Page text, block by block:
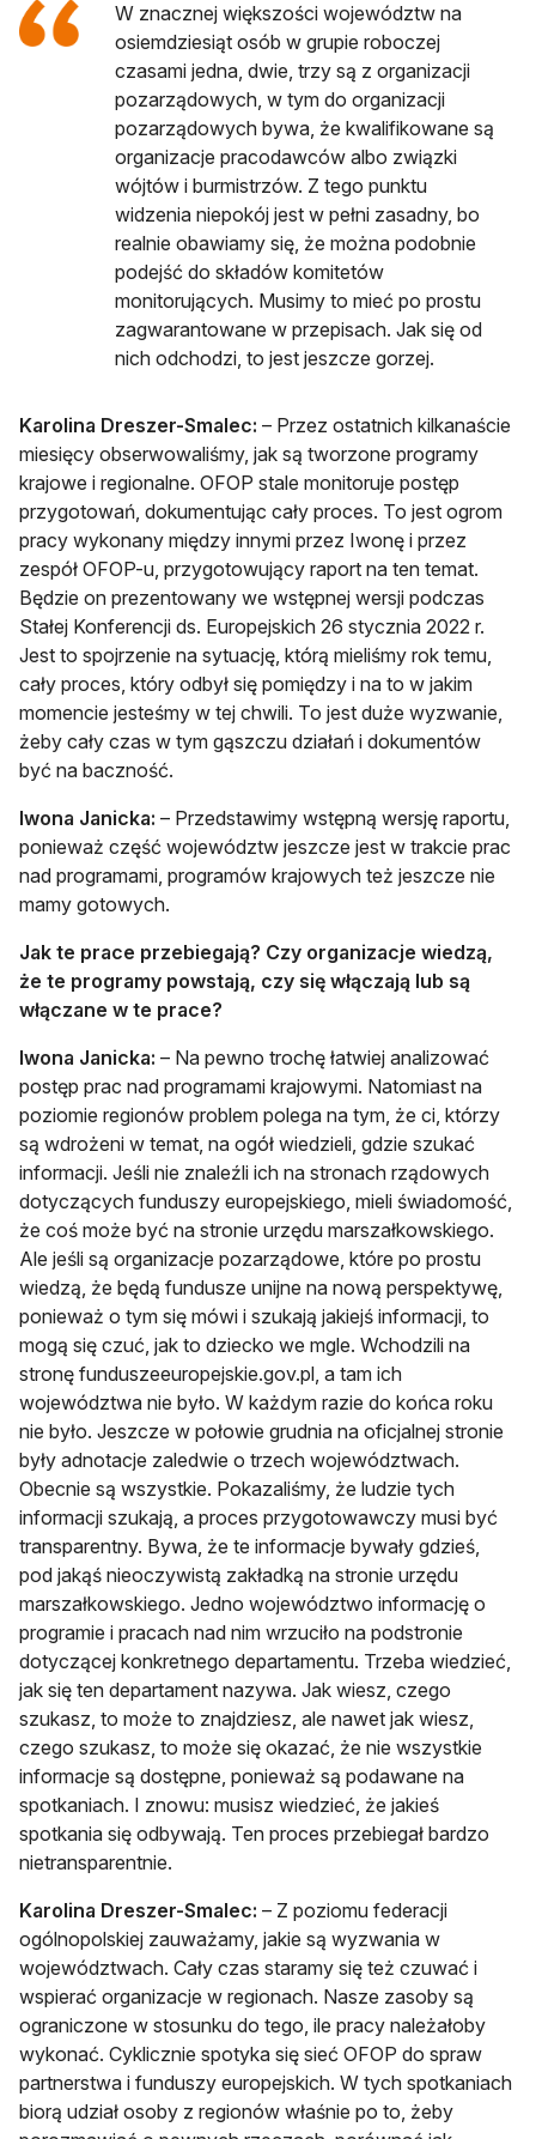
W znacznej większości województw na
osiemdziesiąt osób w grupie roboczej
czasami jedna, dwie, trzy są z organizacji
pozarządowych, w tym do organizacji
pozarządowych bywa, że kwalifikowane są
organizacje pracodawców albo związki
wójtów i burmistrzów. Z tego punktu
widzenia niepokój jest w pełni zasadny, bo
realnie obawiamy się, że można podobnie
podejść do składów komitetów
monitorujących. Musimy to mieć po prostu
zagwarantowane w przepisach. Jak się od
nich odchodzi, to jest jeszcze gorzej.
Karolina Dreszer-Smalec: – Przez ostatnich kilkanaście
miesięcy obserwowaliśmy, jak są tworzone programy
krajowe i regionalne. OFOP stale monitoruje postęp
przygotowań, dokumentując cały proces. To jest ogrom
pracy wykonany między innymi przez Iwonę i przez
zespół OFOP-u, przygotowujący raport na ten temat.
Będzie on prezentowany we wstępnej wersji podczas
Stałej Konferencji ds. Europejskich 26 stycznia 2022 r.
Jest to spojrzenie na sytuację, którą mieliśmy rok temu,
cały proces, który odbył się pomiędzy i na to w jakim
momencie jesteśmy w tej chwili. To jest duże wyzwanie,
żeby cały czas w tym gąszczu działań i dokumentów
być na baczność.
Iwona Janicka: – Przedstawimy wstępną wersję raportu,
ponieważ część województw jeszcze jest w trakcie prac
nad programami, programów krajowych też jeszcze nie
mamy gotowych.
Jak te prace przebiegają? Czy organizacje wiedzą,
że te programy powstają, czy się włączają lub są
włączane w te prace?
Iwona Janicka: – Na pewno trochę łatwiej analizować
postęp prac nad programami krajowymi. Natomiast na
poziomie regionów problem polega na tym, że ci, którzy
są wdrożeni w temat, na ogół wiedzieli, gdzie szukać
informacji. Jeśli nie znaleźli ich na stronach rządowych
dotyczących funduszy europejskiego, mieli świadomość,
że coś może być na stronie urzędu marszałkowskiego.
Ale jeśli są organizacje pozarządowe, które po prostu
wiedzą, że będą fundusze unijne na nową perspektywę,
ponieważ o tym się mówi i szukają jakiejś informacji, to
mogą się czuć, jak to dziecko we mgle. Wchodzili na
stronę funduszeeuropejskie.gov.pl, a tam ich
województwa nie było. W każdym razie do końca roku
nie było. Jeszcze w połowie grudnia na oficjalnej stronie
były adnotacje zaledwie o trzech województwach.
Obecnie są wszystkie. Pokazaliśmy, że ludzie tych
informacji szukają, a proces przygotowawczy musi być
transparentny. Bywa, że te informacje bywały gdzieś,
pod jakąś nieoczywistą zakładką na stronie urzędu
marszałkowskiego. Jedno województwo informację o
programie i pracach nad nim wrzuciło na podstronie
dotyczącej konkretnego departamentu. Trzeba wiedzieć,
jak się ten departament nazywa. Jak wiesz, czego
szukasz, to może to znajdziesz, ale nawet jak wiesz,
czego szukasz, to może się okazać, że nie wszystkie
informacje są dostępne, ponieważ są podawane na
spotkaniach. I znowu: musisz wiedzieć, że jakieś
spotkania się odbywają. Ten proces przebiegał bardzo
nietransparentnie.
Karolina Dreszer-Smalec: – Z poziomu federacji
ogólnopolskiej zauważamy, jakie są wyzwania w
województwach. Cały czas staramy się też czuwać i
wspierać organizacje w regionach. Nasze zasoby są
ograniczone w stosunku do tego, ile pracy należałoby
wykonać. Cyklicznie spotyka się sieć OFOP do spraw
partnerstwa i funduszy europejskich. W tych spotkaniach
biorą udział osoby z regionów właśnie po to, żeby